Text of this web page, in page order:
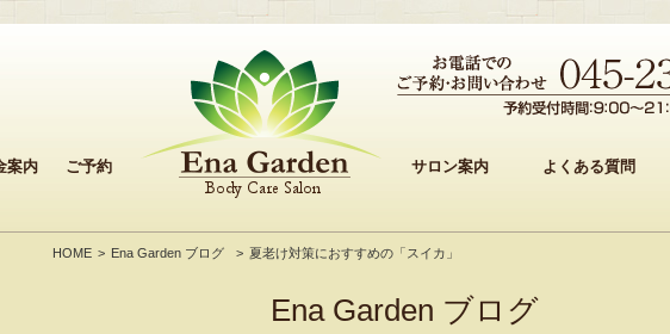
案内 ご予約 サロン案内 よくある質問
Ena Garden ブログ
HOME Ena Garden ブログ 夏老け対策におすすめの「スイカ」